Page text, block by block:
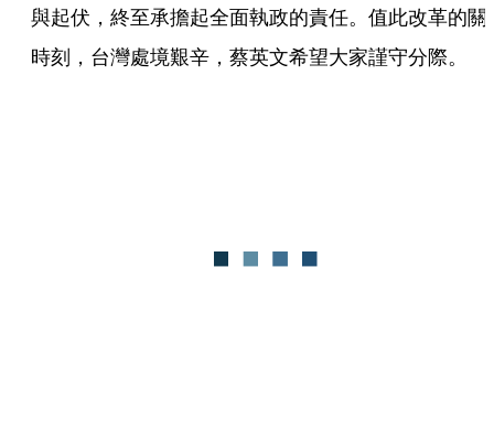
與起伏，終至承擔起全面執政的責任。值此改革的關
時刻，台灣處境艱辛，蔡英文希望大家謹守分際。